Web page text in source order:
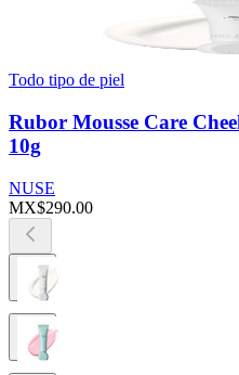
Todo tipo de piel
Rubor Mousse Care
10g
NUSE
MX$290.00